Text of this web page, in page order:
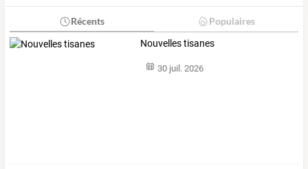
Récents Populaires
Nouvelles tisanes
30 juil. 2026